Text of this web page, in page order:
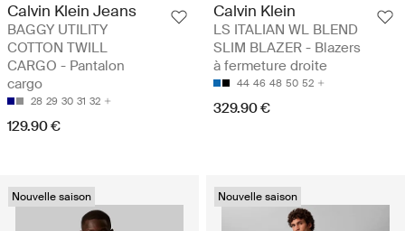
Calvin Klein Jeans
BAGGY UTILITY
COTTON TWILL
CARGO - Pantalon
cargo
28 29 30 31 32
129.90 €
Calvin Klein
LS ITALIAN WL BLEND
SLIM BLAZER - Blazers
à fermeture droite
44 46 48 50 52
329.90 €
Nouvelle saison Nouvelle saison